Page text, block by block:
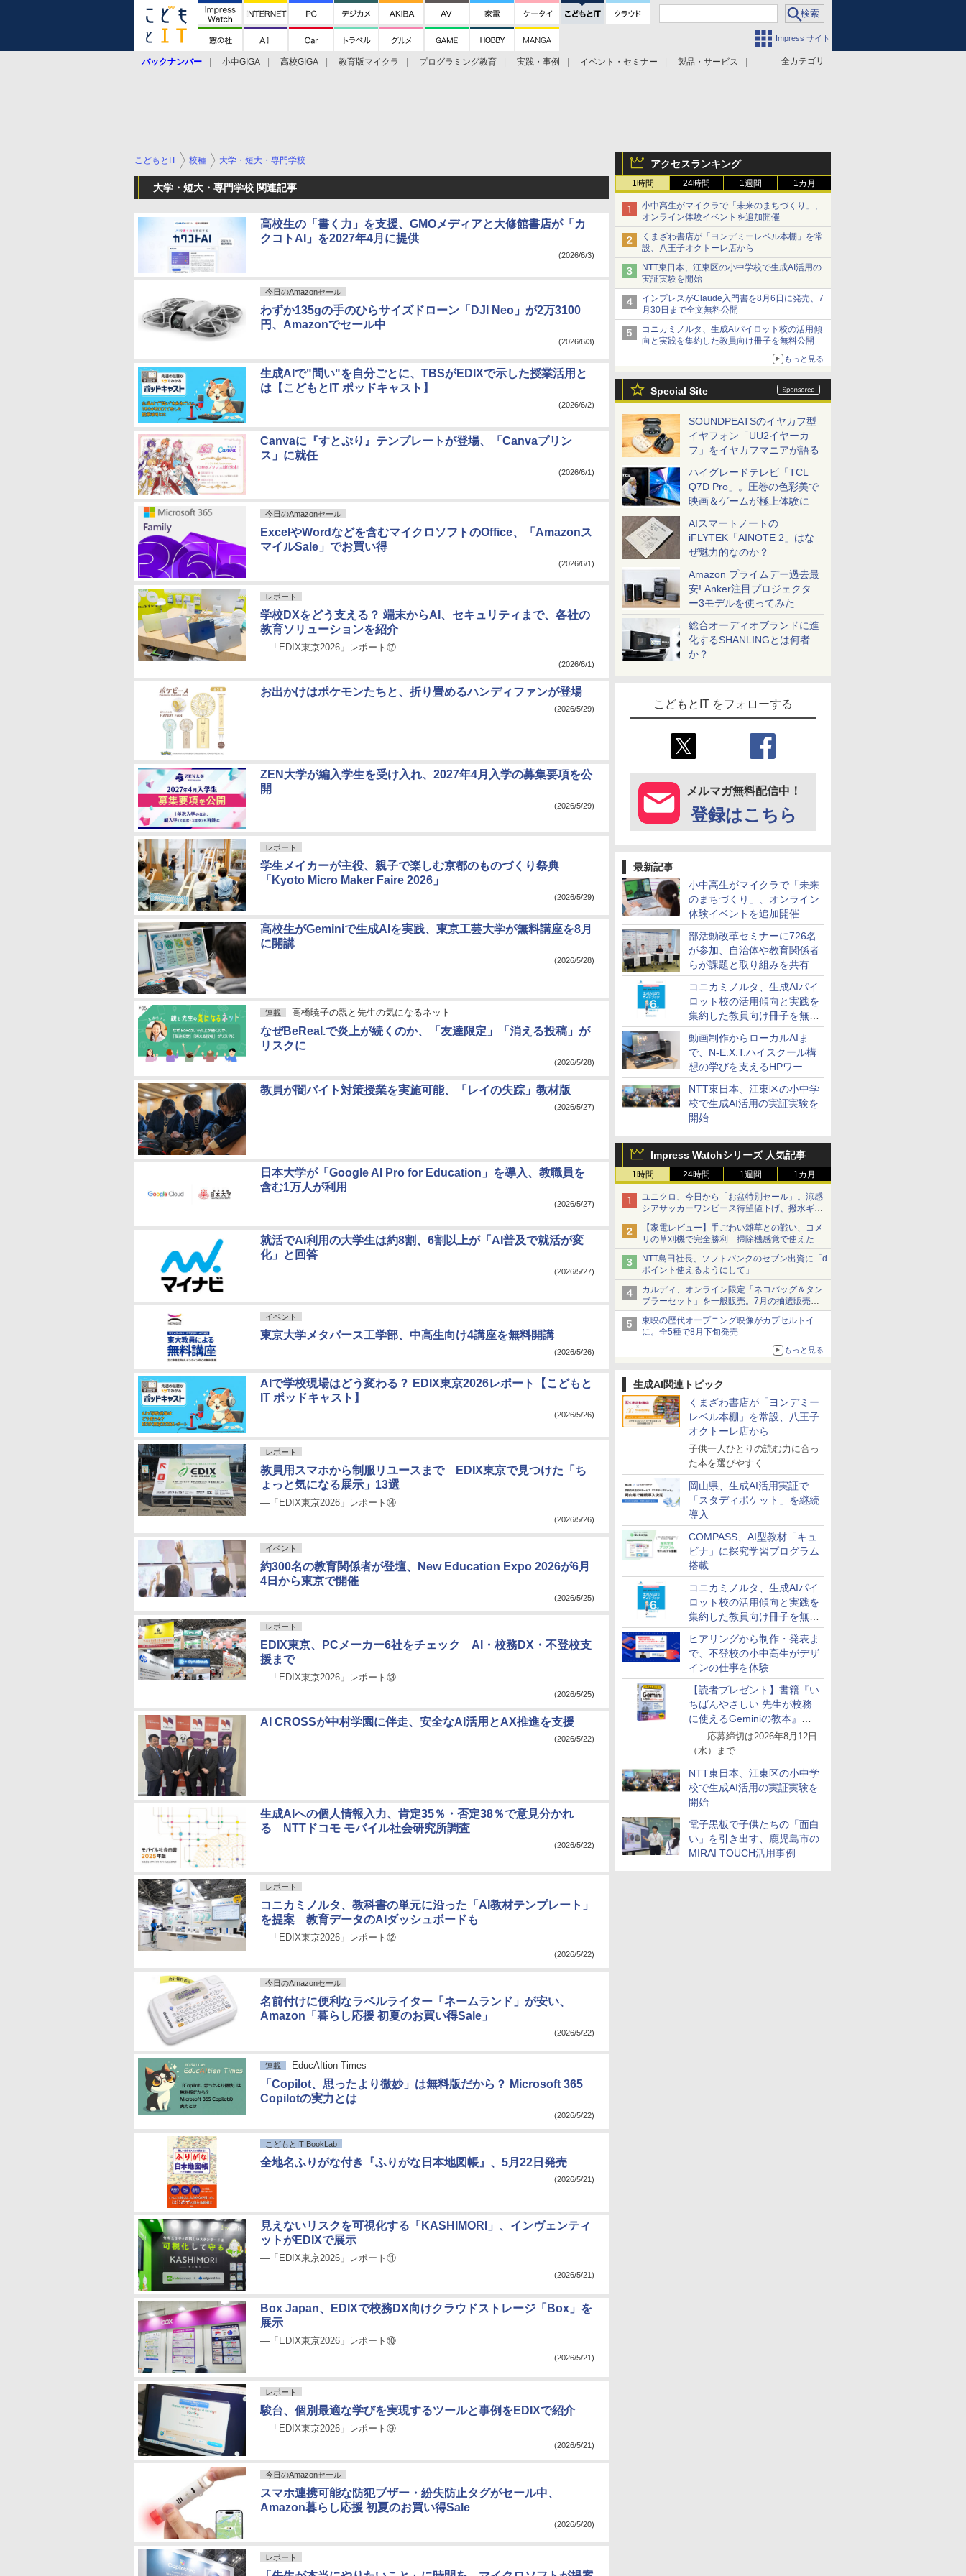
Impress サイト
全カテゴリ
バックナンバー 小中GIGA 高校GIGA 教育版マイクラ プログラミング教育 実践・事例 イベント・セミナー 製品・サービス
アクセスランキング
1時間 24時間 1週間 1カ月
小中高生がマイクラで「未来のまちづくり」、
オンライン体験イベントを追加開催
くまざわ書店が「ヨンデミーレベル本棚」を常
設、八王子オクトーレ店から
NTT東日本、江東区の小中学校で生成AI活用の
実証実験を開始
インプレスがClaude入門書を8月6日に発売、7
月30日まで全文無料公開
コニカミノルタ、生成AIパイロット校の活用傾
向と実践を集約した教員向け冊子を無料公開
もっと見る
Special Site
SOUNDPEATSのイヤカフ型
イヤフォン「UU2イヤーカ
フ」をイヤカフマニアが語る
ハイグレードテレビ「TCL
Q7D Pro」。圧巻の色彩美で
映画＆ゲームが極上体験に
AIスマートノートの
iFLYTEK「AINOTE 2」はな
ぜ魅力的なのか？
Amazon プライムデー過去最
安! Anker注目プロジェクタ
ー3モデルを使ってみた
総合オーディオブランドに進
化するSHANLINGとは何者
か？
こどもとIT をフォローする
メルマガ無料配信中！
登録はこちら
最新記事
小中高生がマイクラで「未来
のまちづくり」、オンライン
体験イベントを追加開催
部活動改革セミナーに726名
が参加、自治体や教育関係者
らが課題と取り組みを共有
コニカミノルタ、生成AIパイ
ロット校の活用傾向と実践を
集約した教員向け冊子を無料
公開
動画制作からローカルAIま
で、N-E.X.T.ハイスクール構
想の学びを支えるHPワーク
ステーション
NTT東日本、江東区の小中学
校で生成AI活用の実証実験を
開始
Impress Watchシリーズ 人気記事
1時間 24時間 1週間 1カ月
ユニクロ、今日から「お盆特別セール」。涼感
シアサッカーワンピース待望値下げ、撥水ギア
ショーツは1990円に
【家電レビュー】手ごわい雑草との戦い、コメ
リの草刈機で完全勝利 掃除機感覚で使えた
NTT島田社長、ソフトバンクのセブン出資に「d
ポイント使えるようにして」
カルディ、オンライン限定「ネコバッグ＆タン
ブラーセット」を一般販売。7月の抽選販売の
当選無効分
東映の歴代オープニング映像がカプセルトイ
に。全5種で8月下旬発売
もっと見る
生成AI関連トピック
くまざわ書店が「ヨンデミー
レベル本棚」を常設、八王子
オクトーレ店から
子供一人ひとりの読む力に合っ
た本を選びやすく
岡山県、生成AI活用実証で
「スタディポケット」を継続
導入
COMPASS、AI型教材「キュ
ビナ」に探究学習プログラム
搭載
コニカミノルタ、生成AIパイ
ロット校の活用傾向と実践を
集約した教員向け冊子を無料
公開
ヒアリングから制作・発表ま
で、不登校の小中高生がデザ
インの仕事を体験
【読者プレゼント】書籍『い
ちばんやさしい 先生が校務
に使えるGeminiの教本』を
抽選で5名様にプレゼント
――応募締切は2026年8月12日
（水）まで
NTT東日本、江東区の小中学
校で生成AI活用の実証実験を
開始
電子黒板で子供たちの「面白
い」を引き出す、鹿児島市の
MIRAI TOUCH活用事例
こどもとIT 校種 大学・短大・専門学校
大学・短大・専門学校 関連記事
高校生の「書く力」を支援、GMOメディアと大修館書店が「カ
クコトAI」を2027年4月に提供
(2026/6/3)
今日のAmazonセール
わずか135gの手のひらサイズドローン「DJI Neo」が2万3100
円、Amazonでセール中
(2026/6/3)
生成AIで"問い"を自分ごとに、TBSがEDIXで示した授業活用と
は【こどもとIT ポッドキャスト】
(2026/6/2)
Canvaに『すとぷり』テンプレートが登場、「Canvaプリン
ス」に就任
(2026/6/1)
今日のAmazonセール
ExcelやWordなどを含むマイクロソフトのOffice、「Amazonス
マイルSale」でお買い得
(2026/6/1)
レポート
学校DXをどう支える？ 端末からAI、セキュリティまで、各社の
教育ソリューションを紹介
―「EDIX東京2026」レポート⑰
(2026/6/1)
お出かけはポケモンたちと、折り畳めるハンディファンが登場
(2026/5/29)
ZEN大学が編入学生を受け入れ、2027年4月入学の募集要項を公
開
(2026/5/29)
レポート
学生メイカーが主役、親子で楽しむ京都のものづくり祭典
「Kyoto Micro Maker Faire 2026」
(2026/5/29)
高校生がGeminiで生成AIを実践、東京工芸大学が無料講座を8月
に開講
(2026/5/28)
連載 高橋暁子の親と先生の気になるネット
なぜBeReal.で炎上が続くのか、「友達限定」「消える投稿」が
リスクに
(2026/5/28)
教員が闇バイト対策授業を実施可能、「レイの失踪」教材版
(2026/5/27)
日本大学が「Google AI Pro for Education」を導入、教職員を
含む1万人が利用
(2026/5/27)
就活でAI利用の大学生は約8割、6割以上が「AI普及で就活が変
化」と回答
(2026/5/27)
イベント
東京大学メタバース工学部、中高生向け4講座を無料開講
(2026/5/26)
AIで学校現場はどう変わる？ EDIX東京2026レポート【こどもと
IT ポッドキャスト】
(2026/5/26)
レポート
教員用スマホから制服リユースまで EDIX東京で見つけた「ち
ょっと気になる展示」13選
―「EDIX東京2026」レポート⑭
(2026/5/26)
イベント
約300名の教育関係者が登壇、New Education Expo 2026が6月
4日から東京で開催
(2026/5/25)
レポート
EDIX東京、PCメーカー6社をチェック AI・校務DX・不登校支
援まで
―「EDIX東京2026」レポート⑬
(2026/5/25)
AI CROSSが中村学園に伴走、安全なAI活用とAX推進を支援
(2026/5/22)
生成AIへの個人情報入力、肯定35％・否定38％で意見分かれ
る NTTドコモ モバイル社会研究所調査
(2026/5/22)
レポート
コニカミノルタ、教科書の単元に沿った「AI教材テンプレート」
を提案 教育データのAIダッシュボードも
―「EDIX東京2026」レポート⑫
(2026/5/22)
今日のAmazonセール
名前付けに便利なラベルライター「ネームランド」が安い、
Amazon「暮らし応援 初夏のお買い得Sale」
(2026/5/22)
連載 EducAItion Times
「Copilot、思ったより微妙」は無料版だから？ Microsoft 365
Copilotの実力とは
(2026/5/22)
こどもとIT BookLab
全地名ふりがな付き『ふりがな日本地図帳』、5月22日発売
(2026/5/21)
見えないリスクを可視化する「KASHIMORI」、インヴェンティ
ットがEDIXで展示
―「EDIX東京2026」レポート⑪
(2026/5/21)
Box Japan、EDIXで校務DX向けクラウドストレージ「Box」を
展示
―「EDIX東京2026」レポート⑩
(2026/5/21)
レポート
駿台、個別最適な学びを実現するツールと事例をEDIXで紹介
―「EDIX東京2026」レポート⑨
(2026/5/21)
今日のAmazonセール
スマホ連携可能な防犯ブザー・紛失防止タグがセール中、
Amazon暮らし応援 初夏のお買い得Sale
(2026/5/20)
レポート